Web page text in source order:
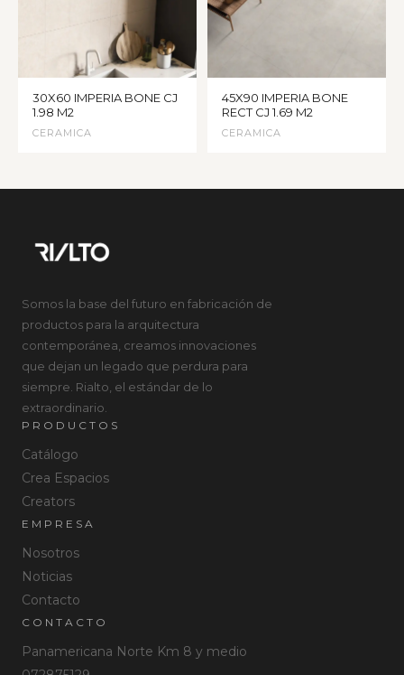
30X60 IMPERIA BONE CJ
1.98 M2
CERAMICA
45X90 IMPERIA BONE
RECT CJ 1.69 M2
CERAMICA
Somos la base del futuro en fabricación de
productos para la arquitectura
contemporánea, creamos innovaciones
que dejan un legado que perdura para
siempre. Rialto, el estándar de lo
extraordinario.
PRODUCTOS
Catálogo
Crea Espacios
Creators
EMPRESA
Nosotros
Noticias
Contacto
CONTACTO
Panamericana Norte Km 8 y medio